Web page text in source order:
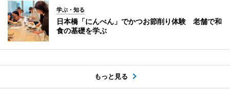
学ぶ・知る
日本橋「にんべん」でかつお節削り体験 老舗で和
食の基礎を学ぶ
もっと見る